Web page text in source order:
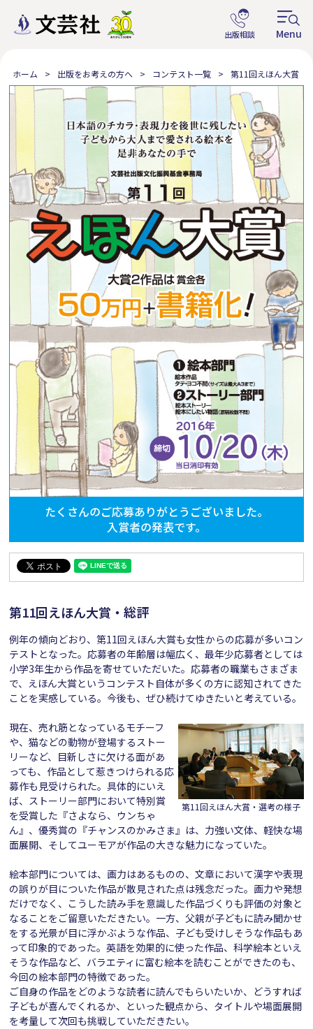
ホーム 出版をお考えの方へ コンテスト一覧 第11回えほん大賞
たくさんのご応募ありがとうございました。
入賞者の発表です。
第11回えほん大賞・総評
例年の傾向どおり、第11回えほん大賞も女性からの応募が多いコン
テストとなった。応募者の年齢層は幅広く、最年少応募者としては
小学3年生から作品を寄せていただいた。応募者の職業もさまざま
で、えほん大賞というコンテスト自体が多くの方に認知されてきた
ことを実感している。今後も、ぜひ続けてゆきたいと考えている。
第11回えほん大賞・選考の様子
現在、売れ筋となっているモチーフ
や、猫などの動物が登場するストー
リーなど、目新しさに欠ける面があ
っても、作品として惹きつけられる応
募作も見受けられた。具体的にいえ
ば、ストーリー部門において特別賞
を受賞した『さよなら、ウンちゃ
ん』、優秀賞の『チャンスのかみさま』は、力強い文体、軽快な場
面展開、そしてユーモアが作品の大きな魅力になっていた。
絵本部門については、画力はあるものの、文章において漢字や表現
の誤りが目についた作品が散見された点は残念だった。画力や発想
だけでなく、こうした読み手を意識した作品づくりも評価の対象と
なることをご留意いただきたい。一方、父親が子どもに読み聞かせ
をする光景が目に浮かぶような作品、子ども受けしそうな作品もあ
って印象的であった。英語を効果的に使った作品、科学絵本といえ
そうな作品など、バラエティに富む絵本を読むことができたのも、
今回の絵本部門の特徴であった。
ご自身の作品をどのような読者に読んでもらいたいか、どうすれば
子どもが喜んでくれるか、といった観点から、タイトルや場面展開
を考量して次回も挑戦していただきたい。